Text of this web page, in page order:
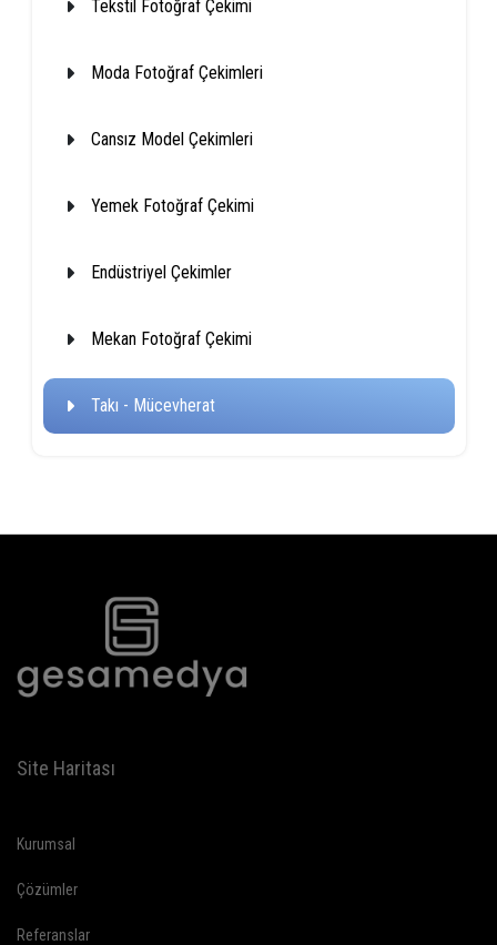
Tekstil Fotoğraf Çekimi
Moda Fotoğraf Çekimleri
Cansız Model Çekimleri
Yemek Fotoğraf Çekimi
Endüstriyel Çekimler
Mekan Fotoğraf Çekimi
Takı - Mücevherat
Site Haritası
Kurumsal
Çözümler
Referanslar